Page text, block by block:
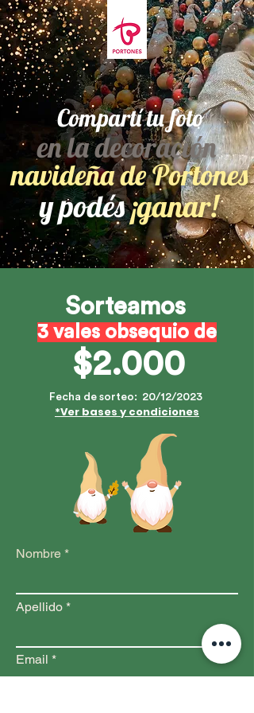
Compartí tu foto
en la decoración
navideña de Portones
y podés¡ganar!
3 vales obsequio de
Sorteamos
$2.000
Fecha de sorteo: 20/12/2023
*Ver bases y condiciones
Nombre
Apellido
Email